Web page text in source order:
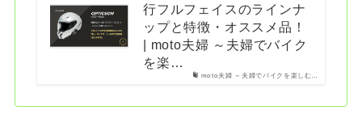
moto夫婦 ～夫婦でバイクを楽しむ…
行フルフェイスのラインナ
ップと特徴・オススメ品！
| moto夫婦 ～夫婦でバイク
を楽…